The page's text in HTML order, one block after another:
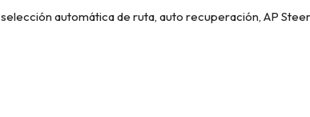
automática de ruta, auto recuperación, AP